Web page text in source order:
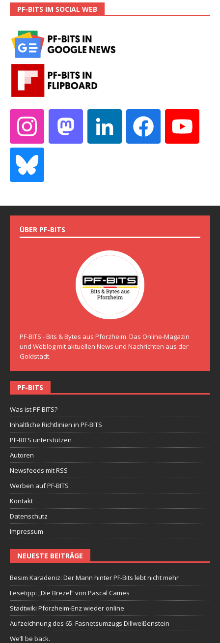
PF-BITS IM SOCIAL WEB
ÜBER PF-BITS
PF-BITS - Bits & Bytes aus Pforzheim. Das Online-Magazin
und Weblog mit aktuellen News und Nachrichten aus der
Goldstadt.
PF-BITS
Was ist PF-BITS?
Inhaltliche Richtlinien in PF-BITS
PF-BITS unterstützen
Autoren
Newsfeeds mit RSS
Werben auf PF-BITS
Kontakt
Datenschutz
Impressum
NEUESTE BEITRÄGE
Besim Karadeniz: Der Mann hinter PF-Bits lebt nicht mehr
Lesetipp: „Die Brezel“ von Pascal Cames
Stadtwiki Pforzheim-Enz wieder online
Aufzeichnung des 65. Fasnetsumzugs Dillweißenstein
We’ll be back.